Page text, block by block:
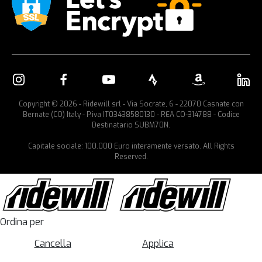
Copyright © 2026 - Ridewill srl - Via Socrate, 6 - 22070 Casnate con
Bernate (CO) Italy - P.iva IT03438580130 - REA CO-314788 - Codice
Destinatario SUBM70N.
Capitale sociale: 100.000 Euro interamente versato. All Rights
Reserved.
Ordina per
Cancella
Applica